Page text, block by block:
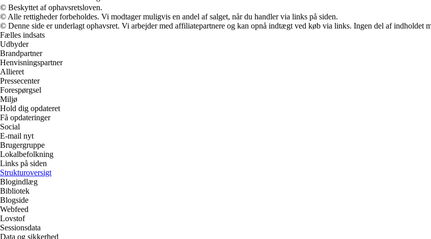
© Beskyttet af ophavsretsloven.
© Alle rettigheder forbeholdes. Vi modtager muligvis en andel af salget, når du handler via links på siden.
© Denne side er underlagt ophavsret. Vi arbejder med affiliatepartnere og kan opnå indtægt ved køb via links. Ingen del af indholdet
Fælles indsats
Udbyder
Brandpartner
Henvisningspartner
Allieret
Pressecenter
Forespørgsel
Miljø
Hold dig opdateret
Få opdateringer
Social
E-mail nyt
Brugergruppe
Lokalbefolkning
Links på siden
Strukturoversigt
Blogindlæg
Bibliotek
Blogside
Webfeed
Lovstof
Sessionsdata
Data og sikkerhed